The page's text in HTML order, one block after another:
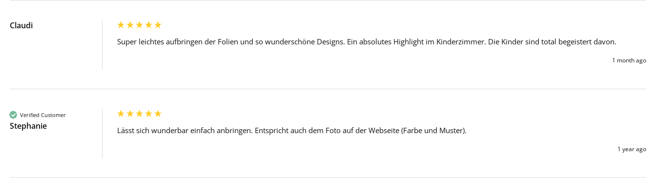
Claudi
Super leichtes aufbringen der Folien und so wunderschöne Designs. Ein absolutes Highlight im Kinderzimmer. Die Kinder sind total begeistert davon.
1 month ago
Verified Customer
Stephanie Lässt sich wunderbar einfach anbringen. Entspricht auch dem Foto auf der Webseite (Farbe und Muster).
1 year ago